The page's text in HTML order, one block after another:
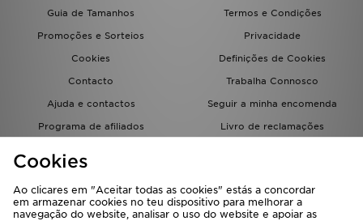
Guia de Tamanhos
Termos e Condições
Promoções e Sorteios
Privacidade
Cookies
Definições de Cookies
Contacto
Trabalha Connosco
Ajuda e contactos
Seguir a minha encomenda
Programa de afiliados
Livro de reclamações
Cookies
Ao clicares em "Aceitar todas as cookies" estás a concordar
em armazenar cookies no teu dispositivo para melhorar a
navegação do website, analisar o uso do website e apoiar as